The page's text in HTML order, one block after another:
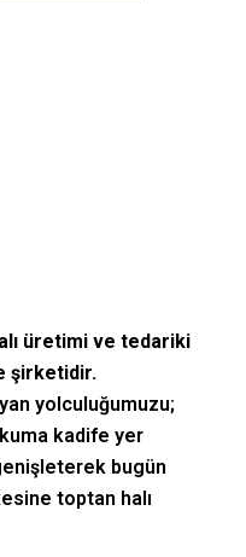
üretimi ve tedariki
şirketidir.
yolculuğumuzu;
kadife yer
bugün
toptan halı